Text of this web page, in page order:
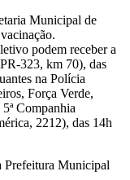
Municipal de
podem receber a
323, km 70), das
na Polícia
Força Verde,
Companhia
2212), das 14h
Prefeitura Municipal